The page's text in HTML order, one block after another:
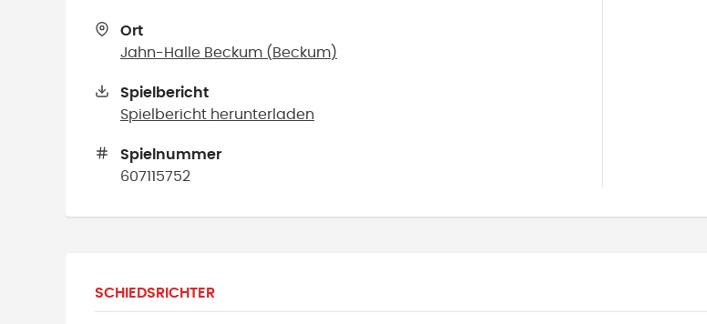
Ort
Jahn-Halle Beckum ( Beckum)
Spielbericht
Spielbericht herunterladen
Spielnummer
607115752
SCHIEDSRICHTER